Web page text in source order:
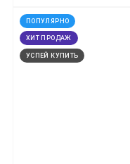
ПОПУЛЯРНО
ХИТ ПРОДАЖ
УСПЕЙ КУПИТЬ
код: 14078